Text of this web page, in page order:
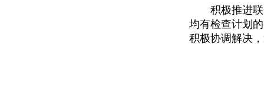
积极推进联合
均有检查计划
积极协调解决